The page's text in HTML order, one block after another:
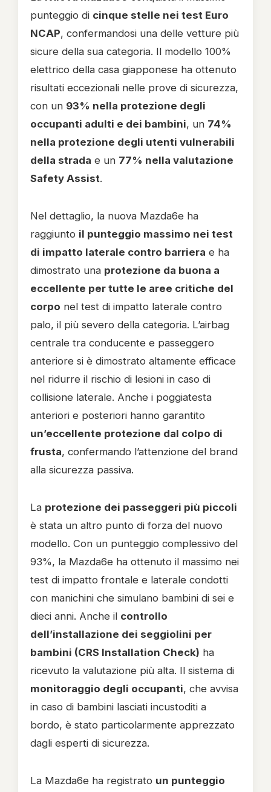
punteggio di cinque stelle nei test Euro
NCAP, confermandosi una delle vetture più
sicure della sua categoria. Il modello 100%
elettrico della casa giapponese ha ottenuto
risultati eccezionali nelle prove di sicurezza,
con un 93% nella protezione degli
occupanti adulti e dei bambini, un 74%
nella protezione degli utenti vulnerabili
della strada e un 77% nella valutazione
Safety Assist.
Nel dettaglio, la nuova Mazda6e ha
raggiunto il punteggio massimo nei test
di impatto laterale contro barriera e ha
dimostrato una protezione da buona a
eccellente per tutte le aree critiche del
corpo nel test di impatto laterale contro
palo, il più severo della categoria. L’airbag
centrale tra conducente e passeggero
anteriore si è dimostrato altamente efficace
nel ridurre il rischio di lesioni in caso di
collisione laterale. Anche i poggiatesta
anteriori e posteriori hanno garantito
un’eccellente protezione dal colpo di
frusta, confermando l’attenzione del brand
alla sicurezza passiva.
La protezione dei passeggeri più piccoli
è stata un altro punto di forza del nuovo
modello. Con un punteggio complessivo del
93%, la Mazda6e ha ottenuto il massimo nei
test di impatto frontale e laterale condotti
con manichini che simulano bambini di sei e
dieci anni. Anche il controllo
dell’installazione dei seggiolini per
bambini (CRS Installation Check) ha
ricevuto la valutazione più alta. Il sistema di
monitoraggio degli occupanti, che avvisa
in caso di bambini lasciati incustoditi a
bordo, è stato particolarmente apprezzato
dagli esperti di sicurezza.
La Mazda6e ha registrato un punteggio